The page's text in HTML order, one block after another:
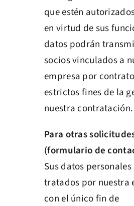
que estén
en virtud de sus
datos podrán
socios vinculados a
empresa por
estrictos fines de la
nuestra contratación.
Para otras
(formulario de
Sus datos
tratados por nuestra
con el único fin de